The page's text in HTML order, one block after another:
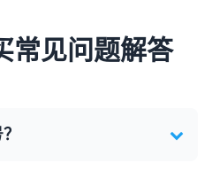
常见问题解答